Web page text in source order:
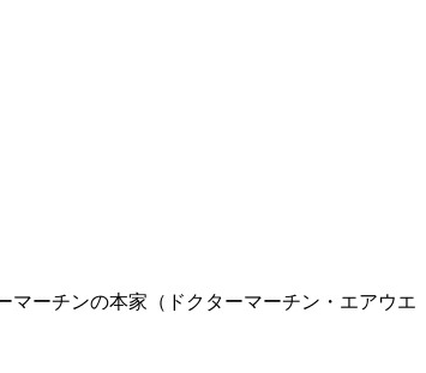
マーチンの本家（ドクターマーチン・エアウエ